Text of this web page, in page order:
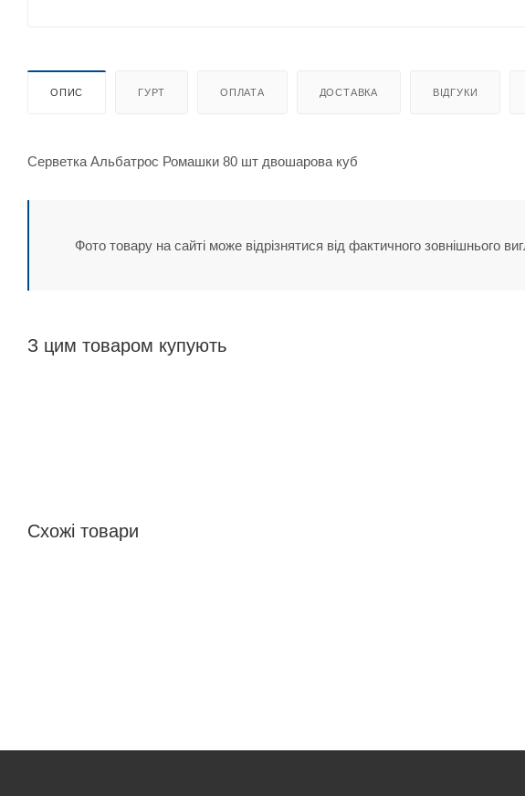
ОПИС ГУРТ ОПЛАТА ДОСТАВКА ВІДГУКИ
Серветка Альбатрос Ромашки 80 шт двошарова куб
Фото товару на сайті може відрізнятися від фактичного зовнішнього
З цим товаром купують
Схожі товари